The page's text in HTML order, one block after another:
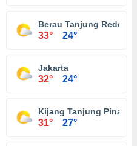
Berau Tanjung Redeb
33° 24°
Jakarta
32° 24°
Kijang Tanjung Pinang
31° 27°